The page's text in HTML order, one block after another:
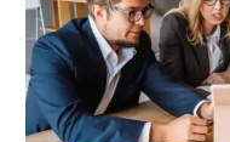
На русском